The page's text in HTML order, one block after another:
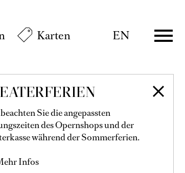
Karten EN
Sie die angepassten
des Opernshops und der
während der Sommerferien.
Infos